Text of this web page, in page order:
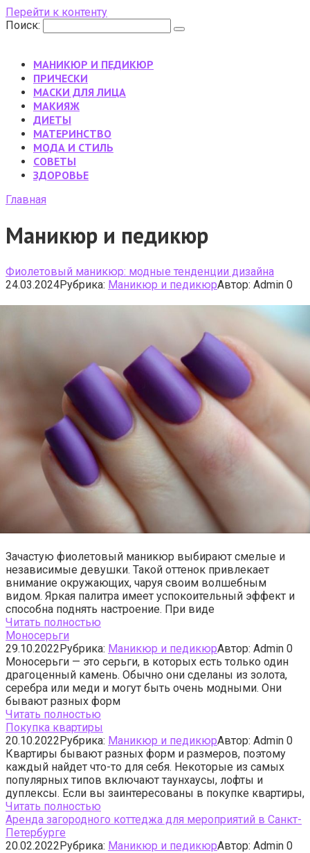
Перейти к контенту
Поиск:
МАНИКЮР И ПЕДИКЮР
ПРИЧЕСКИ
МАСКИ ДЛЯ ЛИЦА
МАКИЯЖ
ДИЕТЫ
МАТЕРИНСТВО
МОДА И СТИЛЬ
CОВЕТЫ
ЗДОРОВЬЕ
Главная
Маникюр и педикюр
Фиолетовый маникюр: модные тенденции дизайна
24.03.2024Рубрика: Маникюр и педикюрАвтор: Admin 0
Зачастую фиолетовый маникюр выбирают смелые и
независимые девушки. Такой оттенок привлекает
внимание окружающих, чаруя своим волшебным
видом. Яркая палитра имеет успокоительный эффект и
способна поднять настроение. При виде
Читать полностью
Моносерьги
29.10.2022Рубрика: Маникюр и педикюрАвтор: Admin 0
Моносерьги — это серьги, в которых есть только один
драгоценный камень. Обычно они сделаны из золота,
серебра или меди и могут быть очень модными. Они
бывают разных форм
Читать полностью
Покупка квартиры
20.10.2022Рубрика: Маникюр и педикюрАвтор: Admin 0
Квартиры бывают разных форм и размеров, поэтому
каждый найдет что-то для себя. Некоторые из самых
популярных типов включают таунхаусы, лофты и
дуплексы. Если вы заинтересованы в покупке квартиры,
Читать полностью
Аренда загородного коттеджа для мероприятий в Санкт-
Петербурге
20.02.2022Рубрика: Маникюр и педикюрАвтор: Admin 0